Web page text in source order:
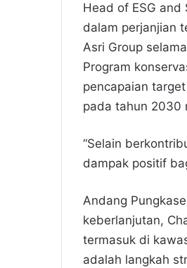
Head of ESG
dalam perjanjian
Asri Group
Program
pencapaian
pada tahun 2030
“Selain
dampak positif
Andang
keberlanjutan,
termasuk di
adalah langkah